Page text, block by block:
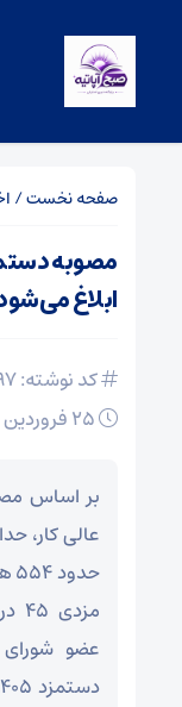
صفحه نخست/
ابلاغ
کد نوشته: 1597
عضو